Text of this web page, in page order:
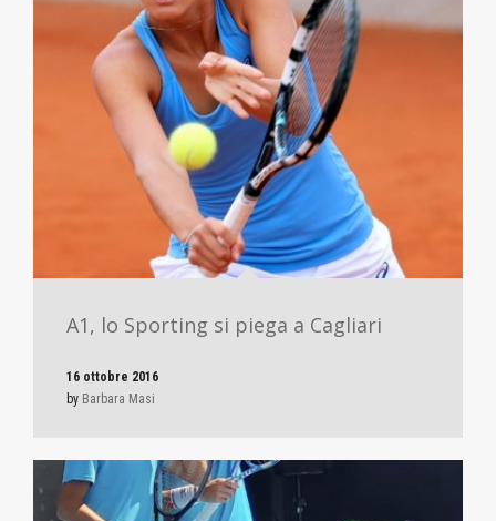
A1, lo Sporting si piega a Cagliari
16 ottobre 2016
by Barbara Masi